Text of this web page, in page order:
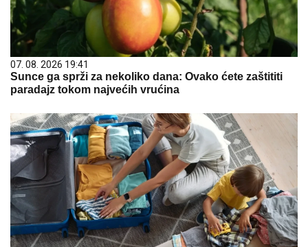
07. 08. 2026 19:41
Sunce ga sprži za nekoliko dana: Ovako ćete zaštititi
paradajz tokom najvećih vrućina